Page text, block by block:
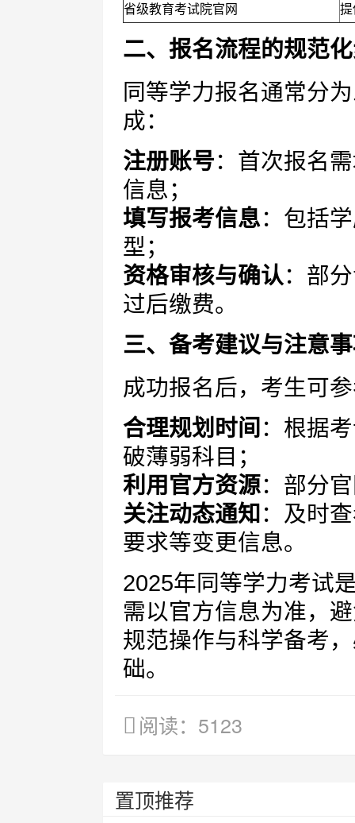
省级教育考试院官网
提
二、报名流程的规范
同等学力报名通常分
成：
注册账号：首次报名
信息；
填写报考信息：包括
型；
资格审核与确认：部
过后缴费。
三、备考建议与注意
成功报名后，考生可
合理规划时间 ：根据
破薄弱科目；
利用官方资源：部分
关注动态通知 ：及时
要求等变更信息。
2025年同等学力考试
需以官方信息为准，
规范操作与科学备考
础。
阅读：5123
置顶推荐